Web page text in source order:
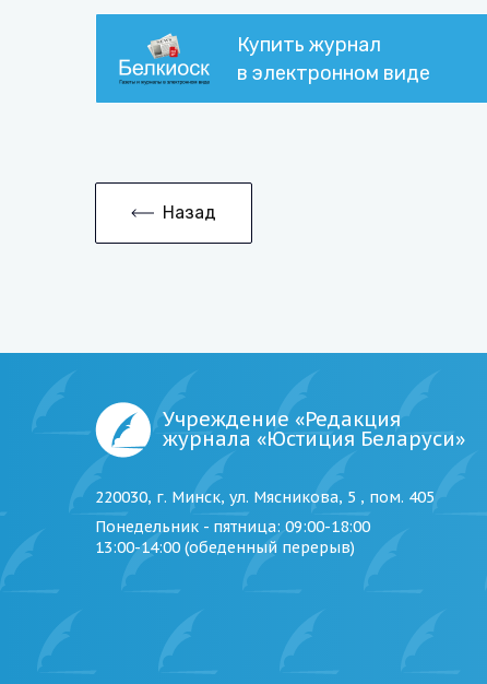
Купить журнал
в электронном виде
Назад
Учреждение «Редакция
журнала «Юстиция Беларуси»
220030, г. Минск, ул. Мясникова, 5 , пом. 405
Понедельник - пятница: 09:00-18:00
13:00-14:00 (обеденный перерыв)